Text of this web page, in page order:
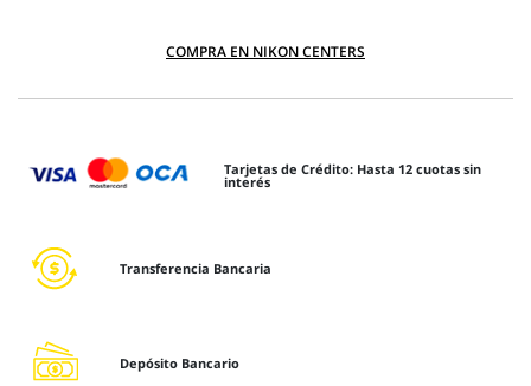
COMPRA EN NIKON CENTERS
Tarjetas de Crédito: Hasta 12 cuotas sin
interés
Transferencia Bancaria
Depósito Bancario